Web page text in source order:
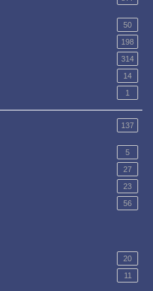
50
198
314
14
1
137
5
27
23
56
20
11